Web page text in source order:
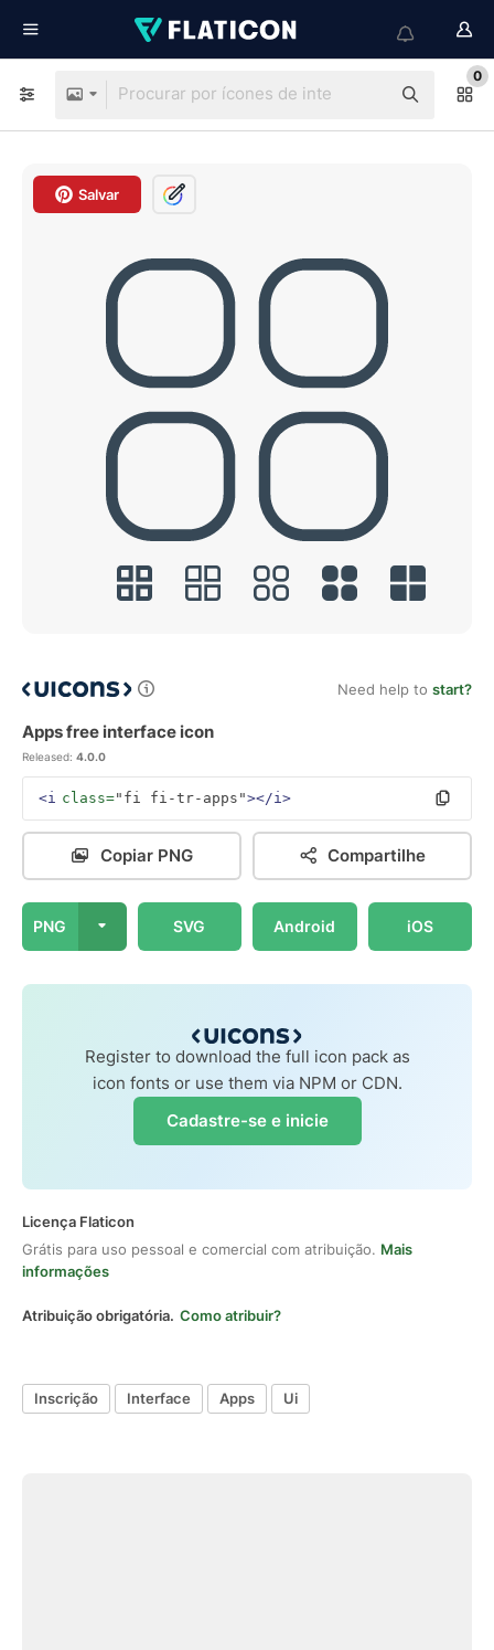
0
Salvar
Need help to start?
Apps free interface icon
Released: 4.0.0
<i class="fi fi-tr-apps"></i>
Copiar PNG Compartilhe
PNG SVG Android iOS
Register to download the full icon pack as
icon fonts or use them via NPM or CDN.
Cadastre-se e inicie
Licença Flaticon
Grátis para uso pessoal e comercial com atribuição. Mais
informações
Atribuição obrigatória. Como atribuir?
Inscrição Interface Apps Ui